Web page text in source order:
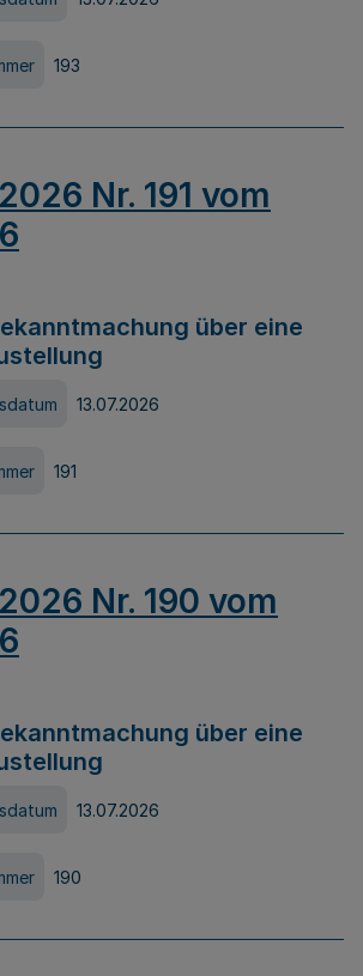
193
Nr. 191 vom
über eine
13.07.2026
191
Nr. 190 vom
über eine
13.07.2026
190